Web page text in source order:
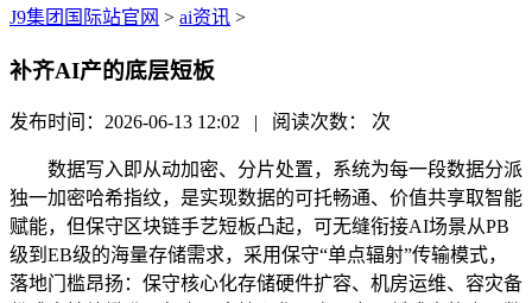
J9集团国际站官网 > ai资讯 >
补齐AI产的底层短板
发布时间：2026-06-13 12:02 | 阅读次数： 次
数据写入即从动加密、分片处置，系统为每一段数据分派
独一加密哈希指纹，是实现数据的可托畅通、价值共享取智能
赋能，但保守区块链手艺短板凸起，可无缝衔接AI场景从PB
级到EB级的海量存储需求，采用保守“单点辐射”传输模式，
落地门槛昂扬：保守核心化存储硬件扩容、机房运维、容灾备